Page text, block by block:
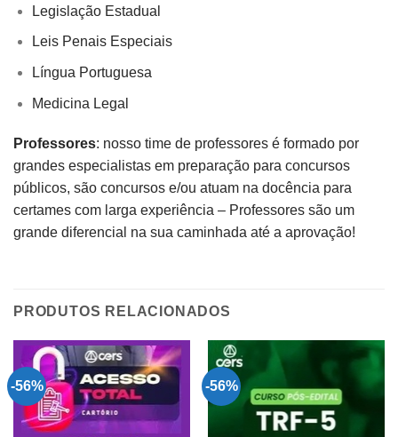
Legislação Estadual
Leis Penais Especiais
Língua Portuguesa
Medicina Legal
Professores: nosso time de professores é formado por
grandes especialistas em preparação para concursos
públicos, são concursos e/ou atuam na docência para
certames com larga experiência – Professores são um
grande diferencial na sua caminhada até a aprovação!
PRODUTOS RELACIONADOS
-56% -56%